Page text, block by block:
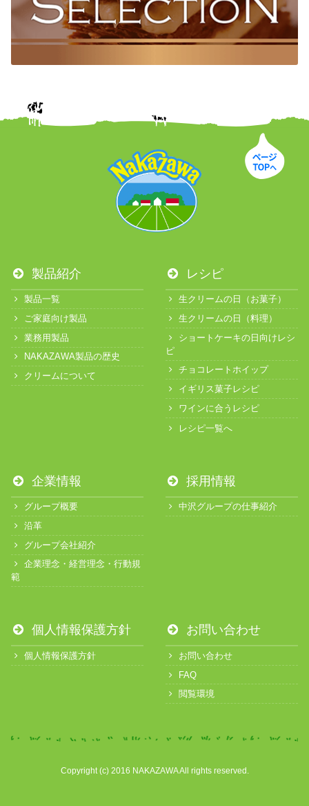
製品紹介
製品一覧
ご家庭向け製品
業務用製品
NAKAZAWA製品の歴史
クリームについて
レシピ
生クリームの日（お菓子）
生クリームの日（料理）
ショートケーキの日向けレシ
ピ
チョコレートホイップ
イギリス菓子レシピ
ワインに合うレシピ
レシピ一覧へ
企業情報
グループ概要
沿革
グループ会社紹介
企業理念・経営理念・行動規
範
採用情報
中沢グループの仕事紹介
個人情報保護方針
個人情報保護方針
お問い合わせ
お問い合わせ
FAQ
閲覧環境
Copyright (c) 2016 NAKAZAWA All rights reserved.